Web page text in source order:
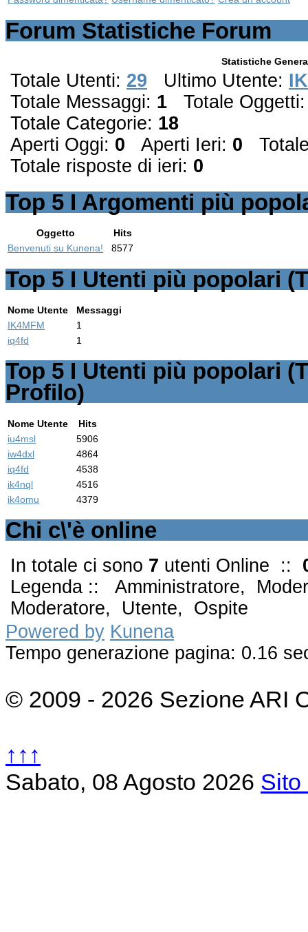
Forum Statistiche Forum
Statistiche
Totale Utenti: 29 Ultimo Utente:
Totale Messaggi: 1 Totale
Totale Categorie: 18
Aperti Oggi: 0 Aperti Ieri: 0
Totale risposte di ieri: 0
Top 5 I Argomenti più
Oggetto
Hits
Benvenuti su Kunena!
8577
Top 5 I Utenti più popolari
Nome Utente
Messaggi
IK4MFM
1
iq4fd
1
Top 5 I Utenti più popolari
Profilo)
Nome Utente
Hits
iu4msl
5906
iw4dxl
4864
iq4fd
4538
ik4nql
4516
ik4omu
4379
Chi c\'è online
In totale ci sono 7 utenti Online ::
Legenda ::
Amministratore,
Moderatore, Utente, Ospite
Powered by Kunena
Tempo generazione pagina: 0.16
© 2009 - 2026 Sezione ARI
↑↑↑
Sabato, 08 Agosto 2026 Sito